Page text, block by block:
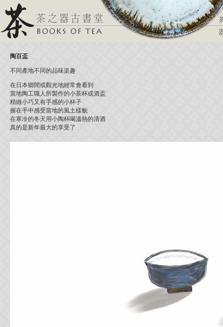
陶百盃
不同產地不同的品味楽趣
在日本鄉間或觀光地經常會看到
當地陶工職人所製作的小茶杯或酒盃
精緻小巧又有手感的小杯子
握在手中感受當地的風土樣貌
在寒冷的冬天用小陶杯喝溫熱的清酒
真的是新年最大的享受了